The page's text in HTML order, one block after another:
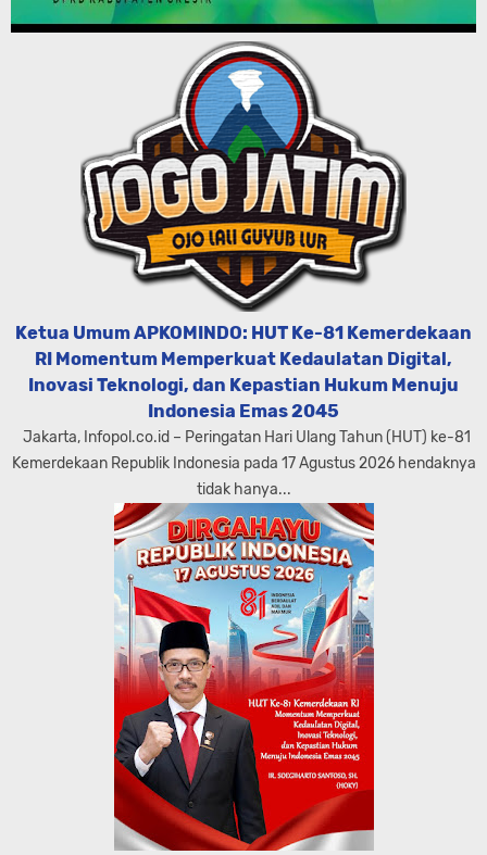
Ketua Umum APKOMINDO: HUT Ke-81 Kemerdekaan
RI Momentum Memperkuat Kedaulatan Digital,
Inovasi Teknologi, dan Kepastian Hukum Menuju
Indonesia Emas 2045
Jakarta, Infopol.co.id – Peringatan Hari Ulang Tahun (HUT) ke-81
Kemerdekaan Republik Indonesia pada 17 Agustus 2026 hendaknya
tidak hanya...